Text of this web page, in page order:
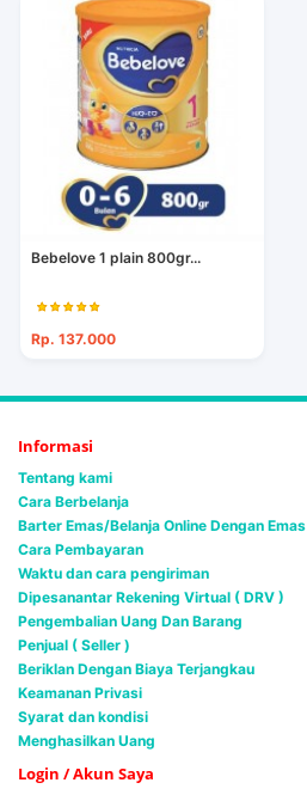
Bebelove 1 plain 800gr...
Rp. 137.000
Informasi
Tentang kami
Cara Berbelanja
Barter Emas/Belanja Online Dengan Emas
Cara Pembayaran
Waktu dan cara pengiriman
Dipesanantar Rekening Virtual ( DRV )
Pengembalian Uang Dan Barang
Penjual ( Seller )
Beriklan Dengan Biaya Terjangkau
Keamanan Privasi
Syarat dan kondisi
Menghasilkan Uang
Login / Akun Saya